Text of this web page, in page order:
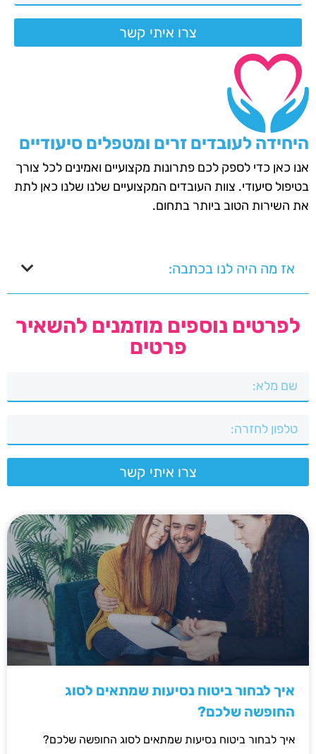
צרו איתי קשר
היחידה לעובדים זרים ומטפלים סיעודיים
אנו כאן כדי לספק לכם פתרונות מקצועיים ואמינים לכל צורך
בטיפול סיעודי. צוות העובדים המקצועיים שלנו שלנו כאן לתת
את השירות הטוב ביותר בתחום.
אז מה היה לנו בכתבה:
לפרטים נוספים מוזמנים להשאיר
פרטים
צרו איתי קשר
איך לבחור ביטוח נסיעות שמתאים לסוג
החופשה שלכם?
איך לבחור ביטוח נסיעות שמתאים לסוג החופשה שלכם?